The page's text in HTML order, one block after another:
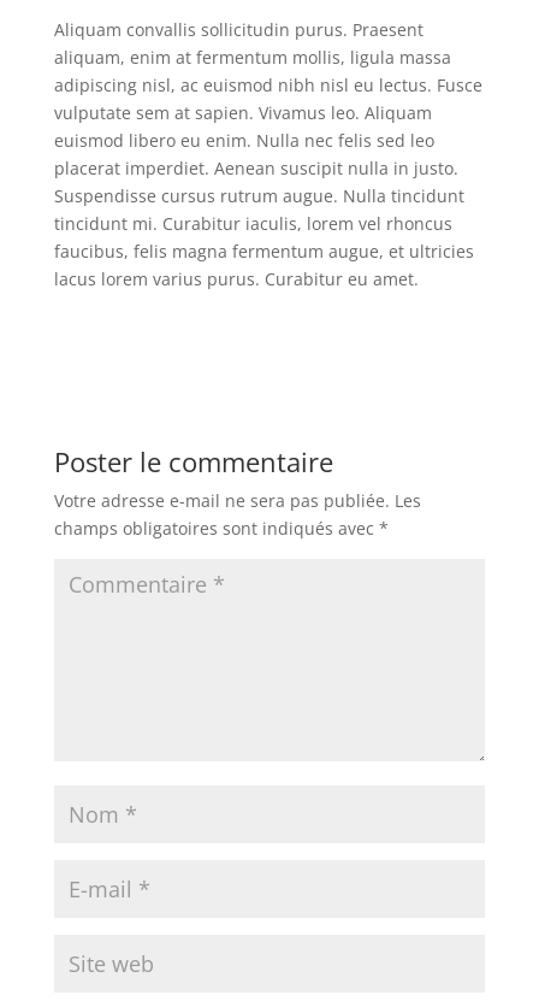
Aliquam convallis sollicitudin purus. Praesent
aliquam, enim at fermentum mollis, ligula massa
adipiscing nisl, ac euismod nibh nisl eu lectus. Fusce
vulputate sem at sapien. Vivamus leo. Aliquam
euismod libero eu enim. Nulla nec felis sed leo
placerat imperdiet. Aenean suscipit nulla in justo.
Suspendisse cursus rutrum augue. Nulla tincidunt
tincidunt mi. Curabitur iaculis, lorem vel rhoncus
faucibus, felis magna fermentum augue, et ultricies
lacus lorem varius purus. Curabitur eu amet.
Poster le commentaire
Votre adresse e-mail ne sera pas publiée. Les
champs obligatoires sont indiqués avec *